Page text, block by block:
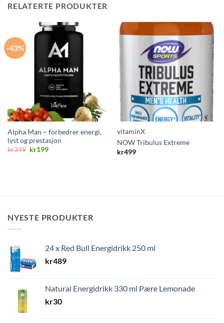
RELATERTE PRODUKTER
-43%
Alpha Man – forbedrer energi,
lyst og prestasjon
kr349 Opprinnelig
kr199Nåværende
vitaminX
NOW Tribulus Extreme
kr499
NYESTE PRODUKTER
24 x Red Bull Energidrikk 250 ml
kr489
Natural Energidrikk 330 ml Pære Lemonade
kr30